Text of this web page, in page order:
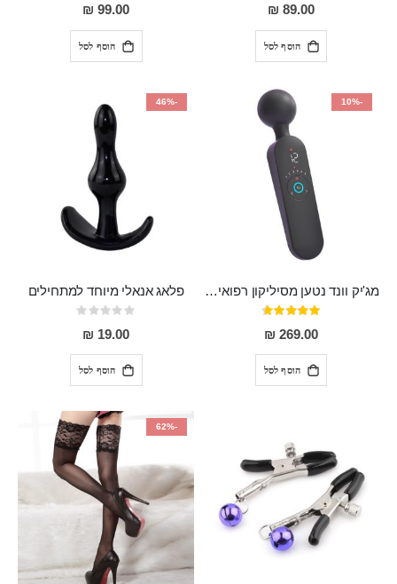
89.00 ₪
הוסף לסל
99.00 ₪
הוסף לסל
-10%
מג'יק וונד נטען מסיליקון רפואי חזק בעל 12 מצבי רטט ו6 מהירויות שונות ROMI
דירוג:
93%
269.00 ₪
הוסף לסל
-46%
פלאג אנאלי מיוחד למתחילים
Rating:
0%
19.00 ₪
הוסף לסל
-62%